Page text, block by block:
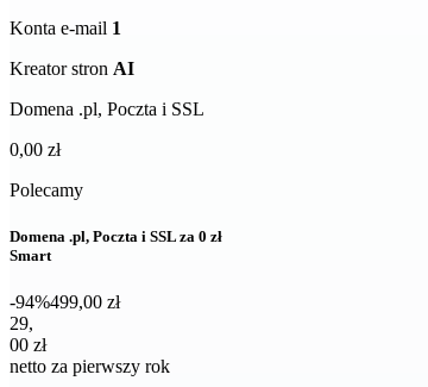
Konta e-mail 1
Kreator stron AI
Domena .pl, Poczta i SSL
0,00 zł
Polecamy
Domena .pl, Poczta i SSL za 0 zł
Smart
-94%499,00 zł
29,00 zł netto za pierwszy rok
29,
00 zł
netto za pierwszy rok